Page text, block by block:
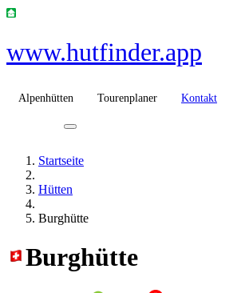
www.hutfinder.app
Alpenhütten Tourenplaner Kontakt
Startseite
Hütten
Burghütte
Burghütte